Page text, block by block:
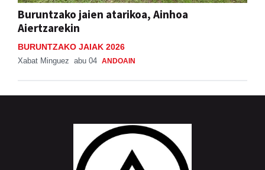
Buruntzako jaien atarikoa, Ainhoa
Aiertzarekin
BURUNTZAKO JAIAK 2026
Xabat Minguez abu 04 ANDOAIN